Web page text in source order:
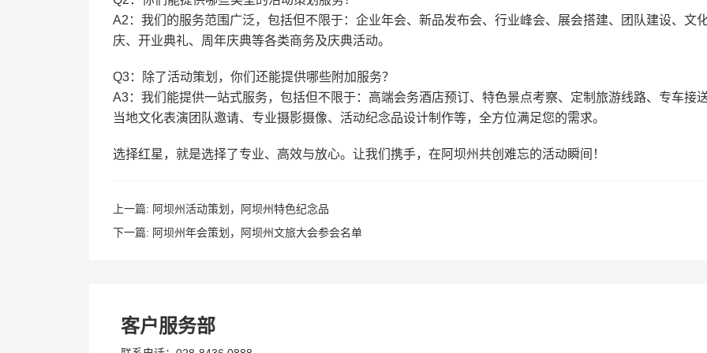
A2：我们的服务范围广泛，包括但不限于：企业年会、新品发布会、行业峰会、展会搭建、团队建设、文
庆、开业典礼、周年庆典等各类商务及庆典活动。
Q3：除了活动策划，你们还能提供哪些附加服务？
A3：我们能提供一站式服务，包括但不限于：高端会务酒店预订、特色景点考察、定制旅游线路、专车接送
当地文化表演团队邀请、专业摄影摄像、活动纪念品设计制作等，全方位满足您的需求。
选择红星，就是选择了专业、高效与放心。让我们携手，在阿坝州共创难忘的活动瞬间！
上一篇: 阿坝州活动策划，阿坝州特色纪念品
下一篇: 阿坝州年会策划，阿坝州文旅大会参会名单
客户服务部